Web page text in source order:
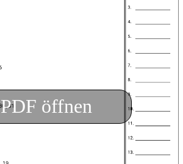
PDF öffnen